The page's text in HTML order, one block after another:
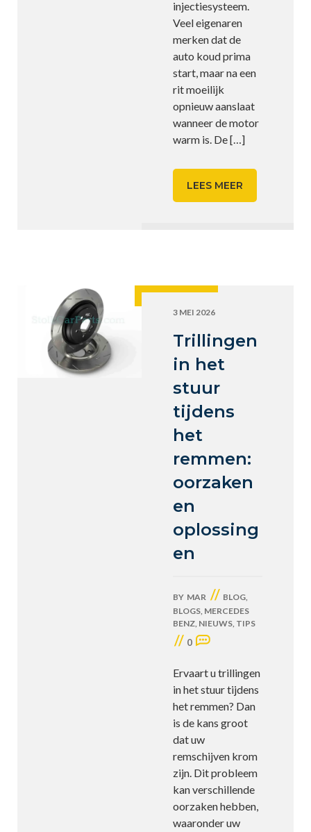
injectiesysteem.
Veel eigenaren
merken dat de
auto koud prima
start, maar na een
rit moeilijk
opnieuw aanslaat
wanneer de motor
warm is. De[…]
LEES MEER
3 MEI 2026
Trillingen
in het
stuur
tijdens
het
remmen:
oorzaken
en
oplossing
en
BY MAR // BLOG,
BLOGS, MERCEDES
BENZ, NIEUWS, TIPS
// 0
Ervaart u trillingen
in het stuur tijdens
het remmen? Dan
is de kans groot
dat uw
remschijven krom
zijn. Dit probleem
kan verschillende
oorzaken hebben,
waaronder uw